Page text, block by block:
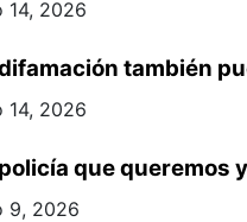
14, 2026
también
14, 2026
que queremos
9, 2026